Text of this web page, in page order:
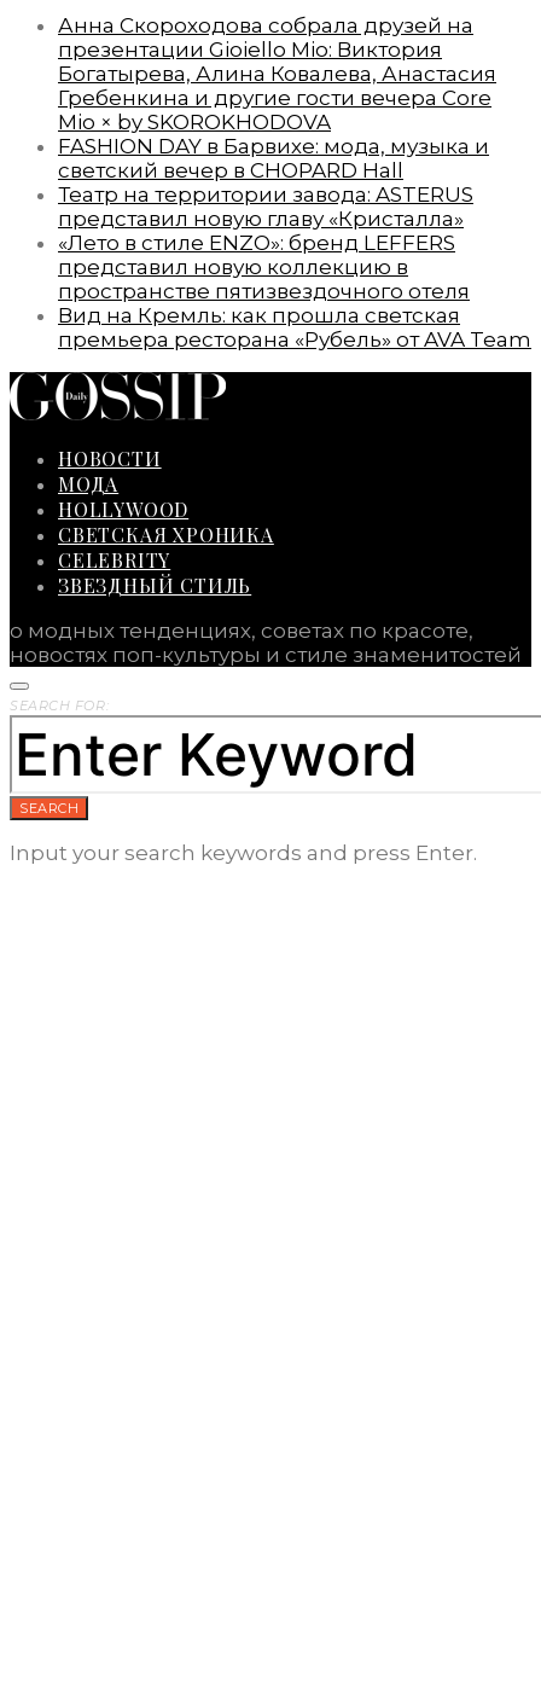
Анна Скороходова собрала друзей на
презентации Gioiello Mio: Виктория
Богатырева, Алина Ковалева, Анастасия
Гребенкина и другие гости вечера Core
Mio × by SKOROKHODOVA
FASHION DAY в Барвихе: мода, музыка и
светский вечер в CHOPARD Hall
Театр на территории завода: ASTERUS
представил новую главу «Кристалла»
«Лето в стиле ENZO»: бренд LEFFERS
представил новую коллекцию в
пространстве пятизвездочного отеля
Вид на Кремль: как прошла светская
премьера ресторана «Рубель» от AVA Team
НОВОСТИ
МОДА
HOLLYWOOD
СВЕТСКАЯ ХРОНИКА
CELEBRITY
ЗВЕЗДНЫЙ СТИЛЬ
о модных тенденциях, советах по красоте,
новостях поп-культуры и стиле знаменитостей
SEARCH FOR:
SEARCH
Input your search keywords and press Enter.